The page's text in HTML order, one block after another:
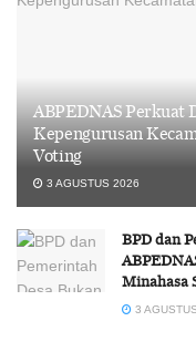
ABPEDNAS Perkuat
Kepengurusan
Voting
3 AGUSTUS 2026
BPD dan
Minahasa
3